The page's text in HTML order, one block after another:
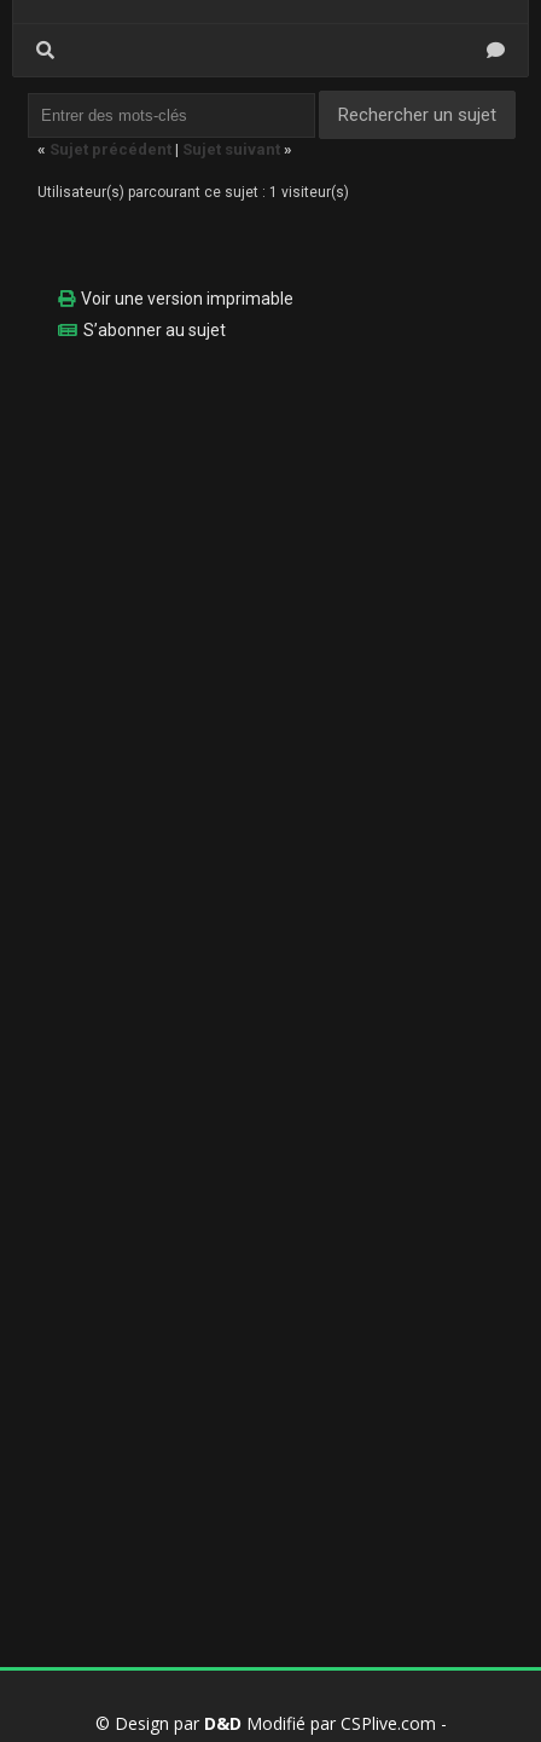
« Sujet précédent | Sujet suivant »
Utilisateur(s) parcourant ce sujet : 1 visiteur(s)
Voir une version imprimable
S’abonner au sujet
© Design par D&DModifié par CSPlive.com -